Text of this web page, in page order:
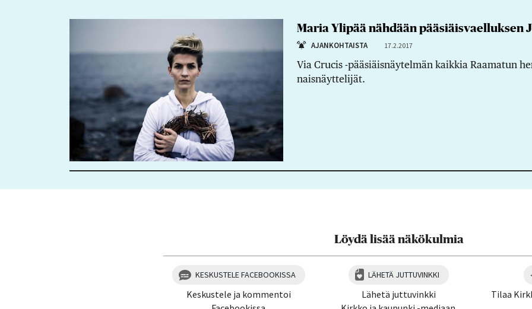
Maria Ylipää nähdään pääsiäisvaelluksen
AJANKOHTAISTA 17.2.2017
Via Crucis -pääsiäisnäytelmän kaikkia Raamatun
naisnäyttelijät.
Löydä lisää näkökulmia
KESKUSTELE FACEBOOKISSA
Keskustele ja kommentoi
LÄHETÄ JUTTUVINKKI
Lähetä juttuvinkki
Tilaa